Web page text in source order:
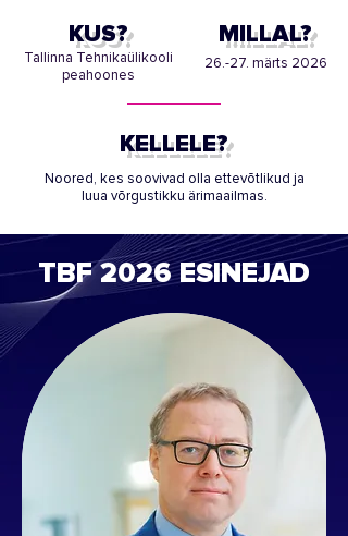
KUS?
Tallinna Tehnikaülikooli
peahoones
MILLAL?
26.-27. märts 2026
KELLELE?
Noored, kes soovivad olla ettevõtlikud ja
luua võrgustikku ärimaailmas.
TBF 2026 ESINEJAD